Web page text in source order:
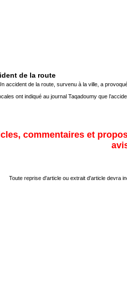
de la route
accident de la route, survenu à la ville, a
ont indiqué au journal Taqadoumy que
commentaires et
Toute reprise d'article ou extrait d'article devra